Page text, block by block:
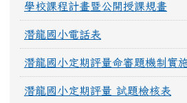
學校課程計畫暨公開授課規畫
潛龍國小電話表
潛龍國小定期評量命審題機制實
潛龍國小定期評量 試題檢核表